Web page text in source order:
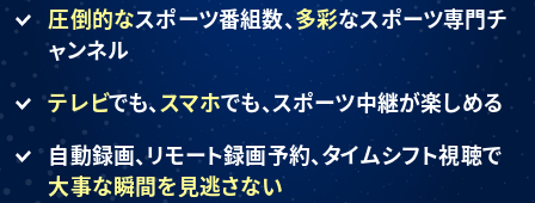
圧倒的なスポーツ番組数、多彩なスポーツ専門チ
ャンネル
テレビでも、スマホでも、スポーツ中継が楽しめる
自動録画、リモート録画予約、タイムシフト視聴で
大事な瞬間を見逃さない